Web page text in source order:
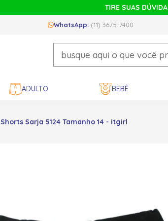
TIRE SUAS
WhatsApp: (11) 3675-7400
ADULTO BEBÊ
Shorts Sarja 5124 Tamanho 14 - itgirl